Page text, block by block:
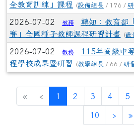
全教育訓練」課程
(設備組長 / 176 /
2026-07-02 教務
轉知：教育部
賽」全國種子教師課程研習計畫 (設
2026-07-02 教務
115年高級中
程學校成果暨研習
(教學組長 / 66 / 研
« ‹ 1 (current)
2 3 4 5
10 › »